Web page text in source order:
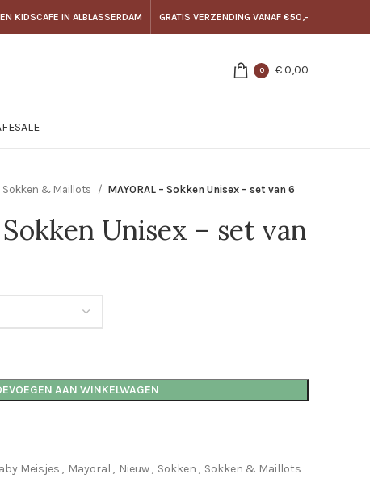
KIDSCAFE IN ALBLASSERDAM GRATIS VERZENDING VANAF €50,-
0 €0,00
SALE
Sokken & Maillots MAYORAL – Sokken Unisex – set van 6
Unisex – set van
AAN WINKELWAGEN
Meisjes , Mayoral , Nieuw, Sokken , Sokken & Maillots